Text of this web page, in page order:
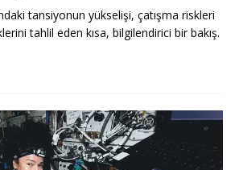
tansiyonun yükselişi, çatışma riskleri
tahlil eden kısa, bilgilendirici bir bakış.